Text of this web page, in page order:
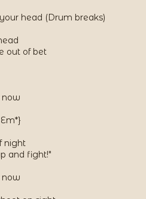
head (Drum breaks)
out of bet
now
night
and fight!"
now